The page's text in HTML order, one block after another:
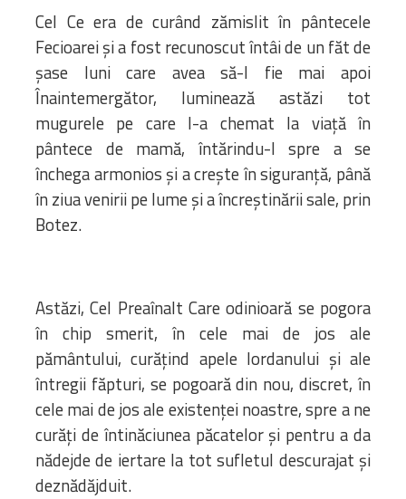
Cel Ce era de curând zămislit în pântecele
Fecioarei și a fost recunoscut întâi de un făt de
șase luni care avea să-I fie mai apoi
Înaintemergător, luminează astăzi tot
mugurele pe care l-a chemat la viață în
pântece de mamă, întărindu-l spre a se
închega armonios și a crește în siguranță, până
în ziua venirii pe lume și a încreștinării sale, prin
Botez.
Astăzi, Cel Preaînalt Care odinioară se pogora
în chip smerit, în cele mai de jos ale
pământului, curățind apele Iordanului și ale
întregii făpturi, se pogoară din nou, discret, în
cele mai de jos ale existenței noastre, spre a ne
curăți de întinăciunea păcatelor și pentru a da
nădejde de iertare la tot sufletul descurajat și
deznădăjduit.